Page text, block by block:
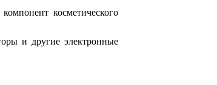
косметического
и другие электронные